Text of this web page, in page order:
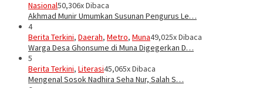
Nasional50,306x Dibaca
Akhmad Munir Umumkan Susunan Pengurus Le…
4
Berita Terkini, Daerah, Metro, Muna49,025x Dibaca
Warga Desa Ghonsume di Muna Digegerkan D…
5
Berita Terkini, Literasi45,065x Dibaca
Mengenal Sosok Nadhira Seha Nur, Salah S…